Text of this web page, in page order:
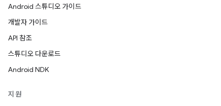
Android 스튜디오 가이드
개발자 가이드
API 참조
스튜디오 다운로드
Android NDK
지원